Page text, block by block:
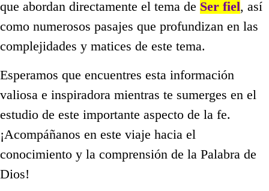
que abordan directamente el tema de Ser fiel, así
como numerosos pasajes que profundizan en las
complejidades y matices de este tema.
Esperamos que encuentres esta información
valiosa e inspiradora mientras te sumerges en el
estudio de este importante aspecto de la fe.
¡Acompáñanos en este viaje hacia el
conocimiento y la comprensión de la Palabra de
Dios!